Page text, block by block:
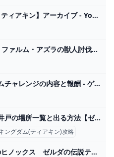
ゼルダの探索配信【ブレワイ・ティアキン】アーカイブ - YouTube
エルデンリング ファルム・アズラの獣人討伐！ 林脇の洞窟の場所は？ 【ELDEN RING】 - ニコニコ動画
【ポケモンGO】鈍い月光タイムチャレンジの内容と報酬 - ゲームウィズ
【ティアキン】井戸の場所一覧と出る方法【ゼルダの伝説ティアーズオブザキングダム】
ングダム(ティアキン)攻略
【ティアキン】メーブル高原のヒノックス ゼルダの伝説ティアーズ オブ ザ キングダム #ゼルダの伝説 #ティアキン #zelda - YouTube